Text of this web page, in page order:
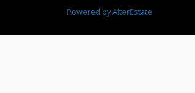
Powered byAlterEstate